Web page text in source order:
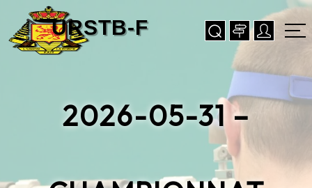
2026-05-31 –